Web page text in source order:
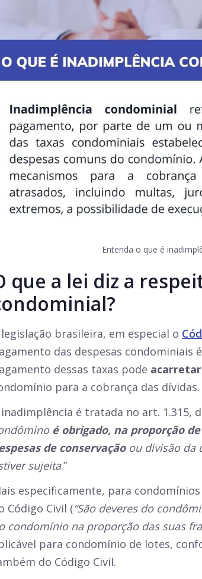
Entenda o que é
que a lei diz a
brasileira, em especial o
das despesas condominiais
dessas taxas pode
para a cobrança das dívidas.
é tratada no art. 1.315,
é obrigado, na proporção
de conservaçãoou divisão da
sujeita.”
especificamente, para
Código Civil (“São deveres do
condomínio na proporção das suas
para condomínio de lotes,
do Código Civil.